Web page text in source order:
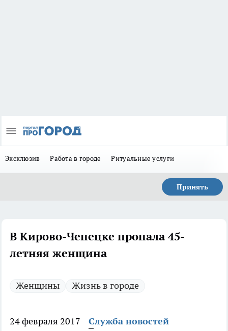
Эксклюзив Работа в городе Ритуальные услуги
Принять
В Кирово-Чепецке пропала 45-
летняя женщина
Женщины Жизнь в городе
24 февраля 2017 Служба новостей